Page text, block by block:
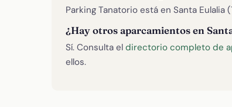
Parking Tanatorio está en Santa
¿Hay otros aparcamientos en
Sí. Consulta el directorio completo de
ellos.